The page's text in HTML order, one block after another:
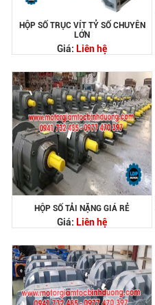
HỘP SỐ TRỤC VÍT TỶ SỐ CHUYÊN
LỚN
Giá: Liên hệ
HỘP SỐ TẢI NẶNG GIÁ RẺ
Giá: Liên hệ